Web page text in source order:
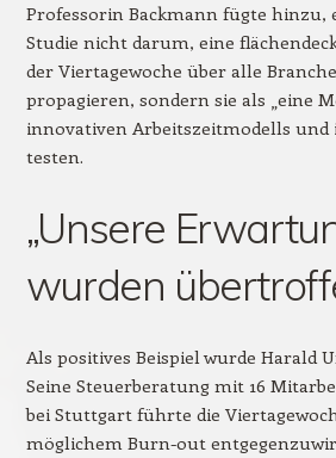
Professorin Backmann fügte hinzu,
Studie nicht darum, eine
der Viertagewoche über alle
propagieren, sondern sie als „eine
innovativen Arbeitszeitmodells
testen.
„Unsere
wurden
Als positives Beispiel wurde Harald
Seine Steuerberatung mit 16
bei Stuttgart führte die
möglichem Burn-out